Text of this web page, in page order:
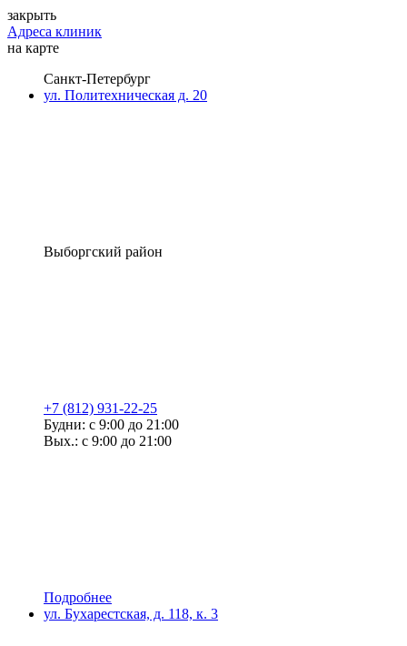
закрыть
Адреса клиник
на карте
Санкт-Петербург
ул. Политехническая д. 20
Выборгский район
+7 (812) 931-22-25
Будни: с 9:00 до 21:00
Вых.: с 9:00 до 21:00
Подробнее
ул. Бухарестская, д. 118, к. 3